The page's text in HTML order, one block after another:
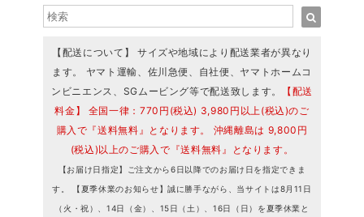
【配送について】 サイズや地域により配送業者が異なり
ます。 ヤマト運輸、佐川急便、自社便、ヤマトホームコ
ンビニエンス、SGムービング等で配送致します。
【配送
料金】 全国一律：770円(税込) 3,980円以上(税込)のご
購入で『送料無料』となります。 沖縄離島は 9,800円
(税込)以上のご購入で『送料無料』となります。
【お届け日指定】ご注文から6日以降でのお届け日を指定できま
す。 【夏季休業のお知らせ】誠に勝手ながら、当サイトは8月11日
（火・祝）、14日（金）、15日（土）、16日（日）を夏季休業と